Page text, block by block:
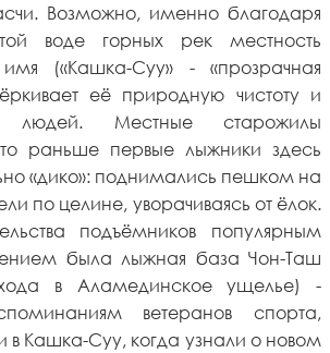
Возможно, именно благодаря
воде горных рек местность
(«Кашка-Суу» - «прозрачная
её природную чистоту и
людей. Местные старожилы
раньше первые лыжники здесь
«дико»: поднимались пешком на
по целине, уворачиваясь от ёлок.
подъёмников популярным
была лыжная база Чон-Таш
в Аламединское ущелье) -
ветеранов спорта,
Кашка-Суу, когда узнали о новом